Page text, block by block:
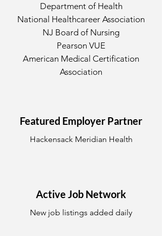
Department of Health
National Healthcareer Association
NJ Board of Nursing
Pearson VUE
American Medical Certification
Association
Featured Employer Partner
Hackensack Meridian Health
Active Job Network
New job listings added daily